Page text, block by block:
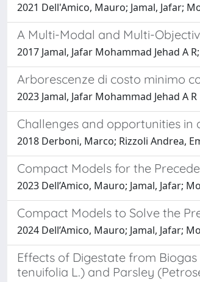
2021 Dell'Amico, Mauro; Jamal, Jafar;
A Multi-Modal and Multi-
2017 Jamal, Jafar Mohammad Jehad A
Arborescenze di costo minimo
2023 Jamal, Jafar Mohammad Jehad A R
Challenges and opportunities
2018 Derboni, Marco; Rizzoli Andrea,
Compact Models for the
2023 Dell’Amico, Mauro; Jamal, Jafar;
Compact Models to Solve the
2024 Dell’Amico, Mauro; Jamal, Jafar;
Effects of Digestate from
tenuifolia L.) and Parsley